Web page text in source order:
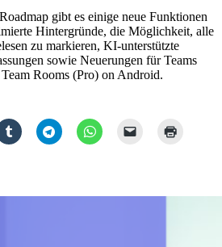
gibt es einige neue Funktionen
Hintergründe, die Möglichkeit, alle
zu markieren, KI-unterstützte
sowie Neuerungen für Teams
Rooms (Pro) on Android.